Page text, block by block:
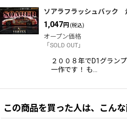
ソアラフラッシュバック
1,047円 (税込)
オープン価格
「SOLD OUT」
２００８年でD1グラン
一作です！ も…
この商品を買った人は、こん